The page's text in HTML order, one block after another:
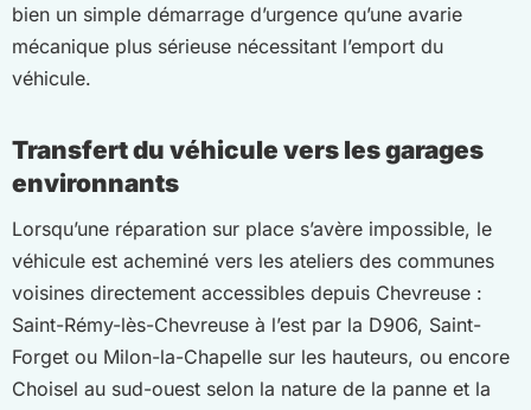
bien un simple démarrage d’urgence qu’une avarie
mécanique plus sérieuse nécessitant l’emport du
véhicule.
Transfert du véhicule vers les garages
environnants
Lorsqu’une réparation sur place s’avère impossible, le
véhicule est acheminé vers les ateliers des communes
voisines directement accessibles depuis Chevreuse :
Saint-Rémy-lès-Chevreuse à l’est par la D906, Saint-
Forget ou Milon-la-Chapelle sur les hauteurs, ou encore
Choisel au sud-ouest selon la nature de la panne et la